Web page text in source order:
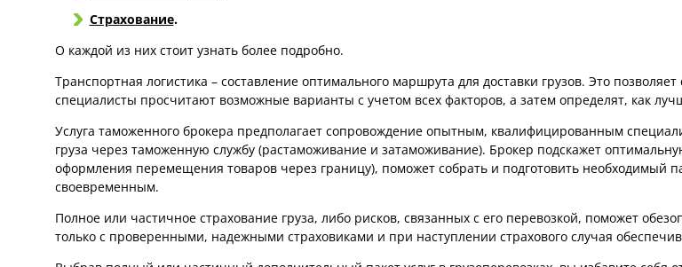
Страхование.
О каждой из них стоит узнать более подробно.
Транспортная логистика – составление оптимального маршрута для доставки грузов. Это
специалисты просчитают возможные варианты с учетом всех факторов, а затем определят, как
Услуга таможенного брокера предполагает сопровождение опытным, квалифицированным
груза через таможенную службу (растаможивание и затаможивание). Брокер подскажет
оформления перемещения товаров через границу), поможет собрать и подготовить необходимый
своевременным.
Полное или частичное страхование груза, либо рисков, связанных с его перевозкой, поможет
только с проверенными, надежными страховиками и при наступлении страхового случая